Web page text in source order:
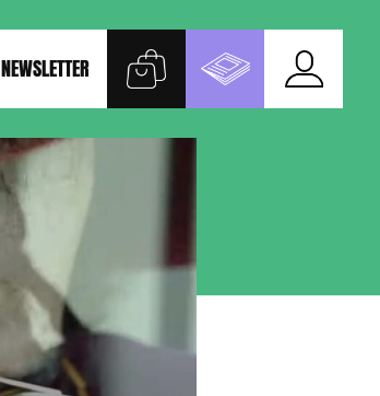
NEWSLETTER